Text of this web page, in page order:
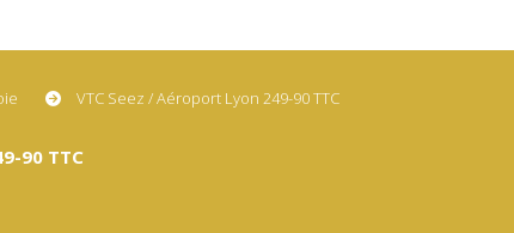
VTC Seez / Aéroport Lyon 249-90 TTC
90 TTC